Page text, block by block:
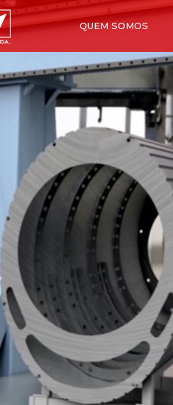
QUEM SOMOS